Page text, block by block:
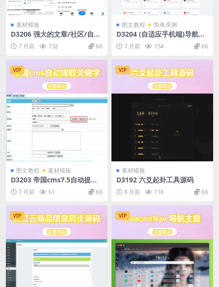
素材模板
D3206 强大的文章/社区/自媒
体客户端源码分享 可打包app
支持小程序
7 月前 132 66
图文教程 简单亲测
D3204 (自适应手机端)导航网
站模板 网站目录源码下载
7 月前 154 66
VIP
图文教程 素材模板
D3203 帝国cms7.5自动提取
关键字 & tag标签插件
7 月前 61 66
VIP
素材模板
D3192 六爻起卦工具源码
8 月前 116 66
VIP VIP